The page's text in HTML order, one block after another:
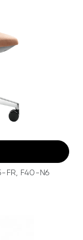
FR, F40-N6